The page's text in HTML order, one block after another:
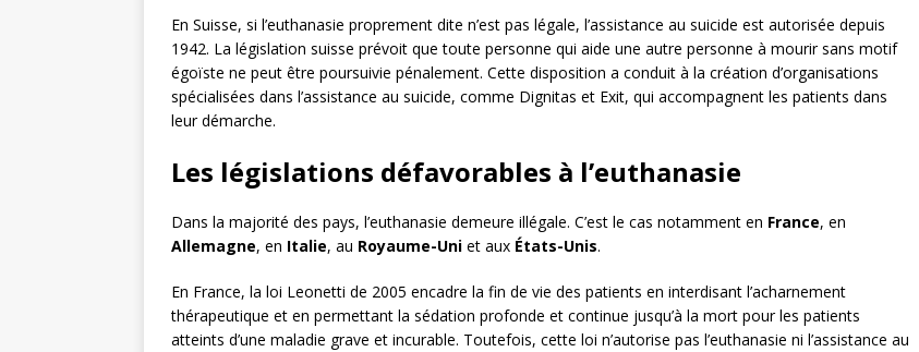
En Suisse, si l’euthanasie proprement dite n’est pas légale, l’assistance au suicide est autorisée depuis
1942. La législation suisse prévoit que toute personne qui aide une autre personne à mourir sans motif
égoïste ne peut être poursuivie pénalement. Cette disposition a conduit à la création d’organisations
spécialisées dans l’assistance au suicide, comme Dignitas et Exit, qui accompagnent les patients dans
leur démarche.
Les législations défavorables à l’euthanasie
Dans la majorité des pays, l’euthanasie demeure illégale. C’est le cas notamment en France, en
Allemagne, en Italie, au Royaume-Uni et aux États-Unis.
En France, la loi Leonetti de 2005 encadre la fin de vie des patients en interdisant l’acharnement
thérapeutique et en permettant la sédation profonde et continue jusqu’à la mort pour les patients
atteints d’une maladie grave et incurable. Toutefois, cette loi n’autorise pas l’euthanasie ni l’assistance au